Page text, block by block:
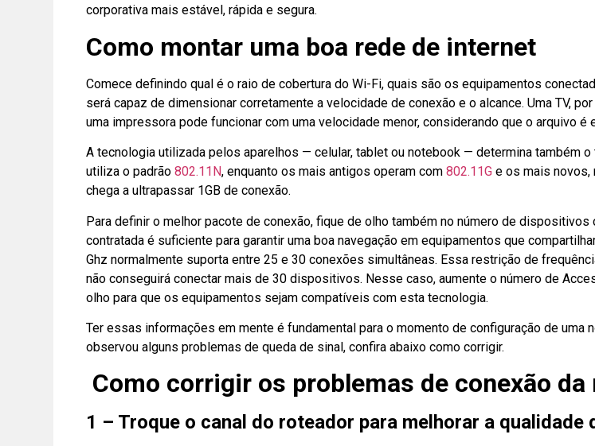
corporativa mais estável, rápida e segura.
Como montar uma boa rede de internet
Comece definindo qual é o raio de cobertura do Wi-Fi, quais são os equipamentos
será capaz de dimensionar corretamente a velocidade de conexão e o alcance. Uma TV,
uma impressora pode funcionar com uma velocidade menor, considerando que o arquivo é
A tecnologia utilizada pelos aparelhos — celular, tablet ou notebook — determina também
utiliza o padrão 802.11N, enquanto os mais antigos operam com 802.11Ge os mais novos,
chega a ultrapassar 1GB de conexão.
Para definir o melhor pacote de conexão, fique de olho também no número de
contratada é suficiente para garantir uma boa navegação em equipamentos que
Ghz normalmente suporta entre 25 e 30 conexões simultâneas. Essa restrição de
não conseguirá conectar mais de 30 dispositivos. Nesse caso, aumente o número de
olho para que os equipamentos sejam compatíveis com esta tecnologia.
Ter essas informações em mente é fundamental para o momento de configuração de uma
observou alguns problemas de queda de sinal, confira abaixo como corrigir.
Como corrigir os problemas de conexão
1 – Troque o canal do roteador para melhorar a qualidade